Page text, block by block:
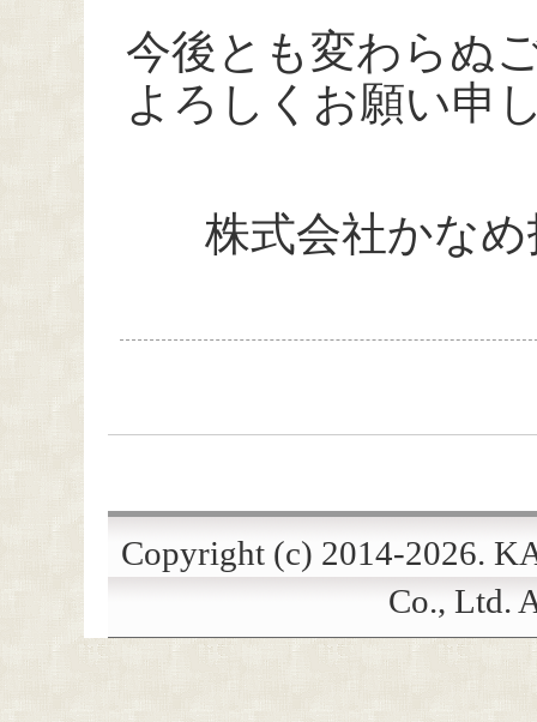
今後とも変わらぬ
よろしくお願い申
株式会社かな
Copyright (c) 2014-2026.
Co., Ltd.